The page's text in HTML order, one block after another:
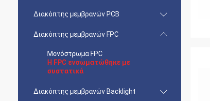
Διακόπτης μεμβρανών PCB
Διακόπτης μεμβρανών FPC
Μονόστρωμα FPC
Η FPC ενσωματώθηκε με
συστατικά
Διακόπτης μεμβρανών Backlight